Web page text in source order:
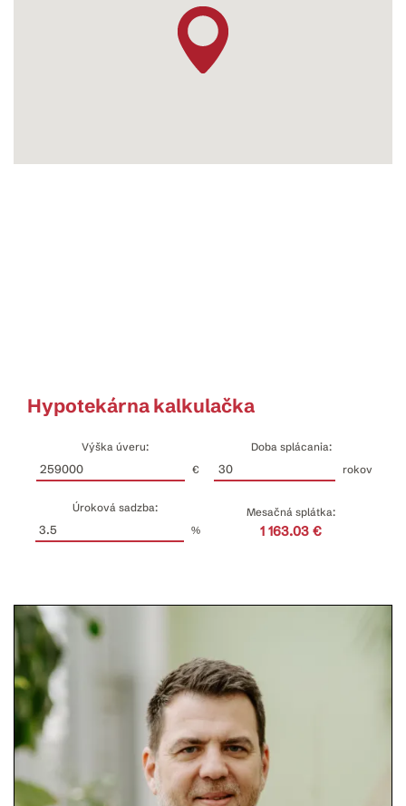
Hypotekárna kalkulačka
Výška úveru:
€
Doba splácania:
rokov
Úroková sadzba:
%
Mesačná splátka:
1 163.03 €